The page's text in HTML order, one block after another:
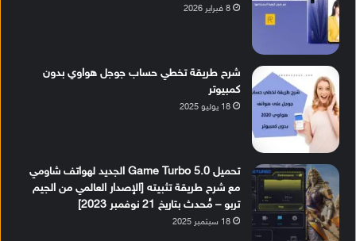
8 فبراير 2026
شرح طريقة تخطي حساب جوجل هواوي بدون
كمبيوتر
18 يوليو 2025
تحميل Game Turbo 5.0 الجديد لهواتف شاومي
مع شرح طريقة تثبيته [الإصدار العالمي من الجيم
تربو – مُحدث بتاريخ 21 نوفمبر 2023]
18 سبتمبر 2025